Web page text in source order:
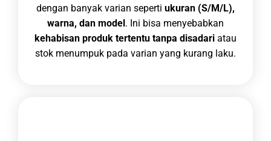
dengan banyak varian seperti ukuran (S/M/L),
warna, dan model . Ini bisa menyebabkan
kehabisan produk tertentu tanpa disadari atau
stok menumpuk pada varian yang kurang laku.